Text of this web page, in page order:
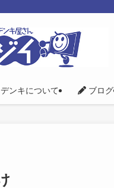
ンキについて ブログ